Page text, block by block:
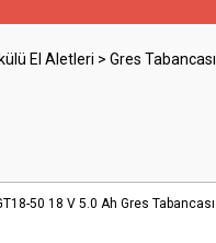
El Aletleri > Gres Tabancası